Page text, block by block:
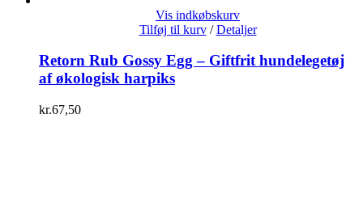
Vis indkøbskurv
Tilføj til kurv / Detaljer
Retorn Rub Gossy Egg – Giftfrit hundelegetøj
af økologisk harpiks
kr.67,50